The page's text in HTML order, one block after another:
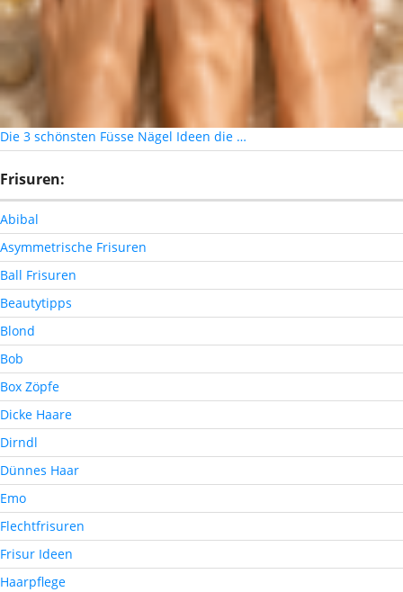
Die 3 schönsten Füsse Nägel Ideen die …
Frisuren:
Abibal
Asymmetrische Frisuren
Ball Frisuren
Beautytipps
Blond
Bob
Box Zöpfe
Dicke Haare
Dirndl
Dünnes Haar
Emo
Flechtfrisuren
Frisur Ideen
Haarpflege